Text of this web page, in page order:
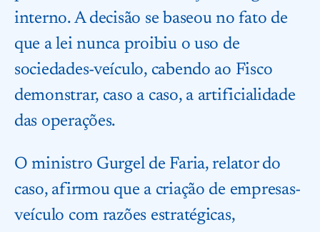
interno. A decisão se baseou no fato de
que a lei nunca proibiu o uso de
sociedades-veículo, cabendo ao Fisco
demonstrar, caso a caso, a artificialidade
das operações.
O ministro Gurgel de Faria, relator do
caso, afirmou que a criação de empresas-
veículo com razões estratégicas,